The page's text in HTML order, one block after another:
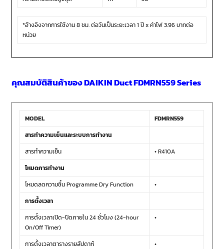
*อ้างอิงจากการใช้งาน 8 ชม. ต่อวันเป็นระยะเวลา 1 ปี x ค่าไฟ 3.96 บาทต่อ
หน่วย
คุณสมบัติสินค้าของ DAIKIN Duct FDMRN559 Series
MODEL
FDMRN559
สารทำความเย็นและระบบการทำงาน
สารทำความเย็น
• R410A
โหมดการทำงาน
โหมดลดความชื้น Programme Dry Function
•
การตั้งเวลา
การตั้งเวลาเปิด-ปิดภายใน 24 ชั่วโมง (24-hour
On/Off Timer)
•
การตั้งเวลาตารางรายสัปดาห์
•